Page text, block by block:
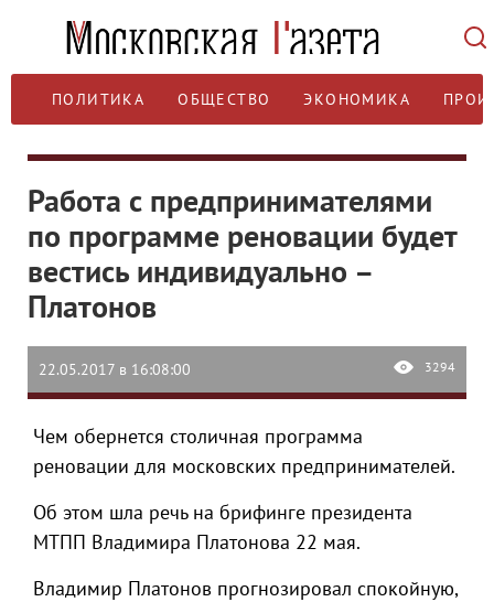
ПОЛИТИКА ОБЩЕСТВО ЭКОНОМИКА
Работа с предпринимателями
по программе реновации будет
вестись индивидуально –
Платонов
22.05.2017 в 16:08:00 3294
Чем обернется столичная программа
реновации для московских предпринимателей.
Об этом шла речь на брифинге президента
МТПП Владимира Платонова 22 мая.
Владимир Платонов прогнозировал спокойную,